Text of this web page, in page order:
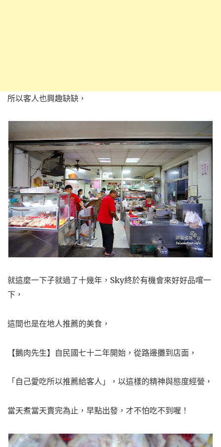
所以客人也興趣缺缺，
就這麼一下子就過了十幾年，Sky終於有機會來好好品嚐一
下，
這間也是在地人推薦的美食，
【鵝肉先生】自民國七十二年開始，從路邊攤到店面，
「自己愛吃所以推薦給客人」，以這樣的精神與態度經營，
當天煮當天賣完為止，早點出發，才不怕吃不到喔！